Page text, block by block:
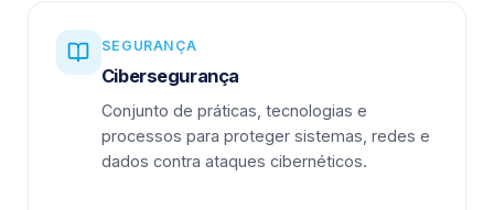
SEGURANÇA
Cibersegurança
Conjunto de práticas, tecnologias e
processos para proteger sistemas, redes e
dados contra ataques cibernéticos.